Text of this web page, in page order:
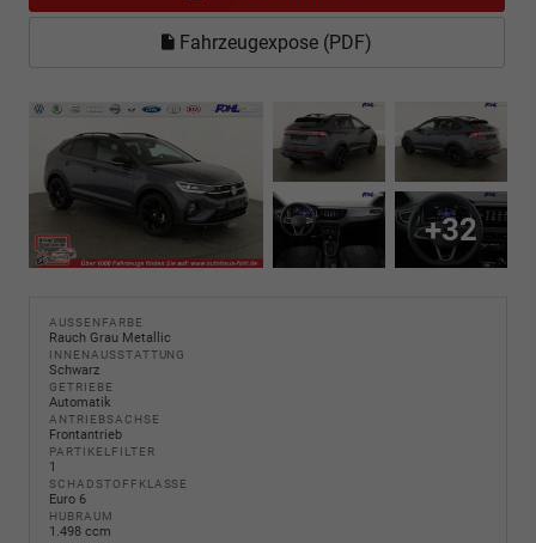
Fahrzeugexpose (PDF)
+32
AUSSENFARBE
Rauch Grau Metallic
INNENAUSSTATTUNG
Schwarz
GETRIEBE
Automatik
ANTRIEBSACHSE
Frontantrieb
PARTIKELFILTER
1
SCHADSTOFFKLASSE
Euro 6
HUBRAUM
1.498 ccm